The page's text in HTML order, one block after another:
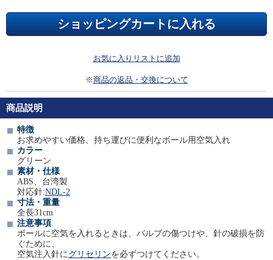
お気に入りリストに追加
※商品の返品・交換について
商品説明
特徴
お求めやすい価格、持ち運びに便利なボール用空気入れ
カラー
グリーン
素材・仕様
ABS、台湾製
対応針:NDL-2
寸法・重量
全長31cm
注意事項
ボールに空気を入れるときは、バルブの傷つけや、針の破損を防
ぐために、
空気注入針にグリセリンを必ずつけてください。